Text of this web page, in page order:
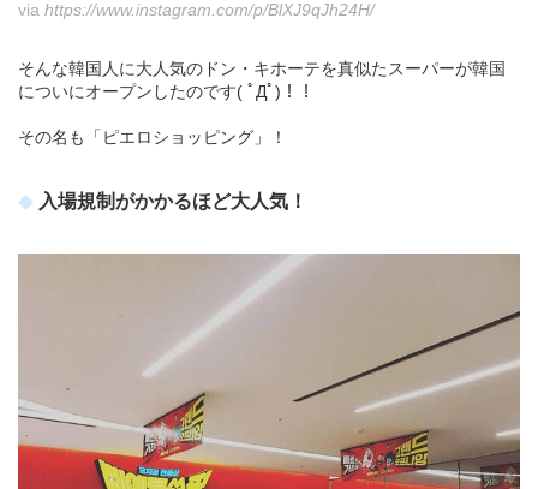
via https://www.instagram.com/p/BlXJ9qJh24H/
そんな韓国人に大人気のドン・キホーテを真似たスーパーが韓国
についにオープンしたのです( ﾟДﾟ)！！
その名も「ピエロショッピング」！
入場規制がかかるほど大人気！